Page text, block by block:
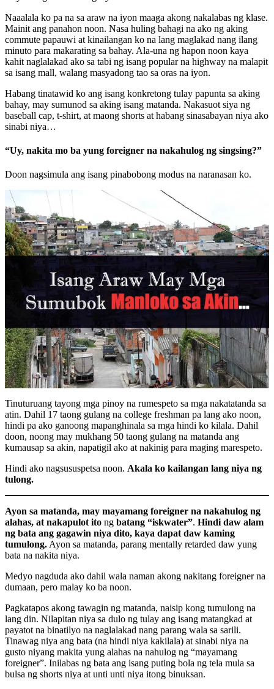
Naaalala ko pa na sa araw na iyon maaga akong nakalabas ng klase.
Mainit ang panahon noon. Nasa huling bahagi na ako ng aking
commute papauwi at kinailangan ko na lang maglakad nang ilang
minuto para makarating sa bahay. Ala-una ng hapon noon kaya
kahit naglalakad ako sa tabi ng isang popular na highway na malapit
sa isang mall, walang masyadong tao sa oras na iyon.
Habang tinatawid ko ang isang konkretong tulay papunta sa aking
bahay, may sumunod sa aking isang matanda. Nakasuot siya ng
baseball cap, t-shirt, at maong shorts at habang sinasabayan niya ako
sinabi niya…
“Uy, nakita mo ba yung foreigner na nakahulog ng singsing?”
Doon nagsimula ang isang pinabobong modus na naranasan ko.
Tinuturuang tayong mga pinoy na rumespeto sa mga nakatatanda sa
atin. Dahil 17 taong gulang na college freshman pa lang ako noon,
hindi pa ako ganoong mapanghinala sa mga hindi ko kilala. Dahil
doon, noong may mukhang 50 taong gulang na matanda ang
kumausap sa akin, napatigil ako at nakinig para maging marespeto.
Hindi ako nagsususpetsa noon. Akala ko kailangan lang niya ng
tulong.
Ayon sa matanda, may mayamang foreigner na nakahulog ng
alahas, at nakapulot ito ng batang “iskwater”. Hindi daw alam
ng bata ang gagawin niya dito, kaya dapat daw kaming
tumulong. Ayon sa matanda, parang mentally retarded daw yung
bata na nakita niya.
Medyo nagduda ako dahil wala naman akong nakitang foreigner na
dumaan, pero malay ko ba noon.
Pagkatapos akong tawagin ng matanda, naisip kong tumulong na
lang din. Nilapitan niya sa dulo ng tulay ang isang matangkad at
payatot na binatilyo na naglalakad nang parang wala sa sarili.
Tinawag niya ang bata (na hindi niya kakilala) at sinabi niya na
gusto niyang makita yung alahas na nahulog ng “mayamang
foreigner”. Inilabas ng bata ang isang puting bola ng tela mula sa
bulsa ng shorts niya at unti unti niya itong binuksan.